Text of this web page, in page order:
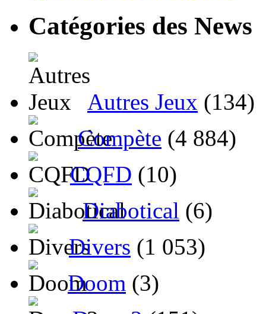
Catégories des News
Autres Jeux (134)
Compète (4 884)
CQFD (10)
Diabotical (6)
Divers (1 053)
Doom (3)